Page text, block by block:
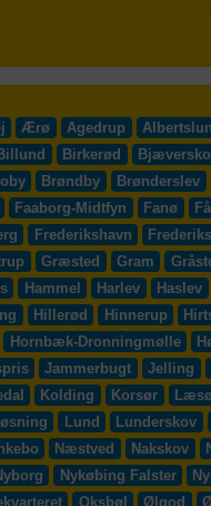
Ærø Agedrup
Billund Birkerød
Brøndby Brønderslev
Faaborg-Midtfyn Fanø
Frederikshavn
Græsted Gram
Hammel Harlev Haslev
Hillerød Hinnerup
Hornbæk-Dronningmølle
Jammerbugt Jelling
Kolding Korsør
Lund Lunderskov
Næstved Nakskov
Nykøbing Falster
Oksbøl Ølgod